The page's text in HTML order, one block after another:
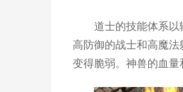
道士的技能体系
高防御的战士和高魔
变得脆弱。神兽的血量